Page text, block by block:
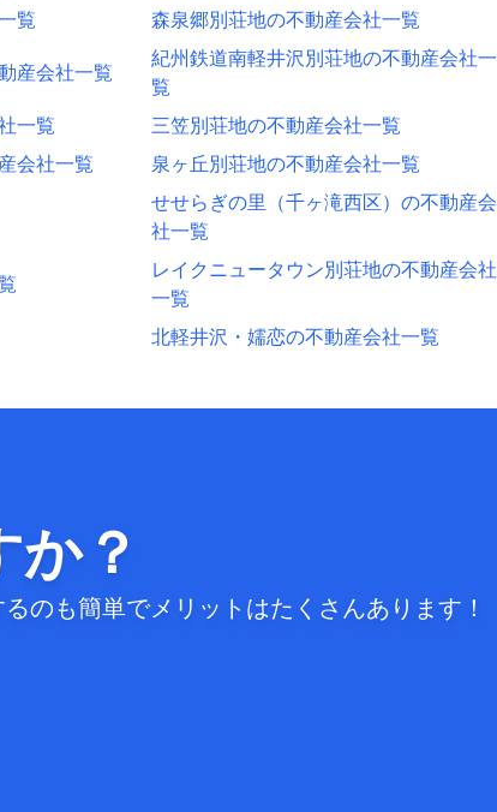
覧 森泉郷別荘地の不動産会社一覧
産会社一覧
紀州鉄道南軽井沢別荘地の不動産会社一
覧
一覧 三笠別荘地の不動産会社一覧
会社一覧 泉ヶ丘別荘地の不動産会社一覧
せせらぎの里（千ヶ滝西区）の不動産会
社一覧
レイクニュータウン別荘地の不動産会社
一覧
北軽井沢・嬬恋の不動産会社一覧
？
のも簡単でメリットはたくさんあります！